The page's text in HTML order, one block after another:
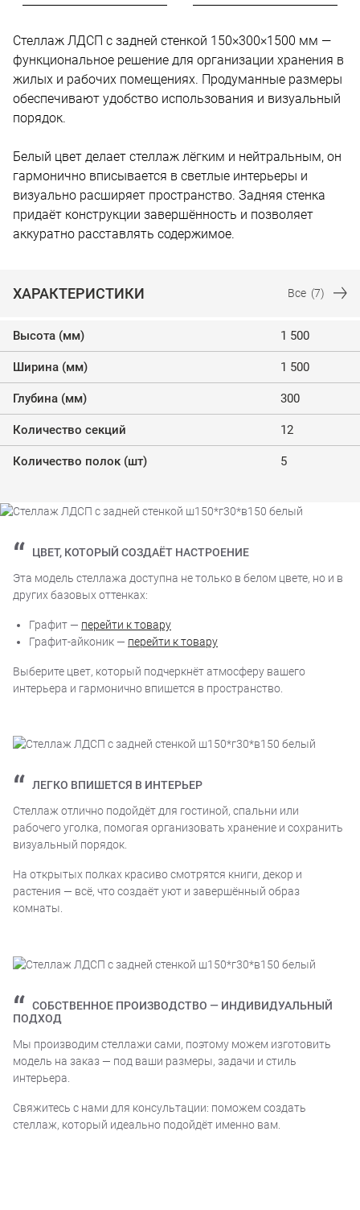
Стеллаж ЛДСП с задней стенкой 150×300×1500 мм —
функциональное решение для организации хранения в
жилых и рабочих помещениях. Продуманные размеры
обеспечивают удобство использования и визуальный
порядок.
Белый цвет делает стеллаж лёгким и нейтральным, он
гармонично вписывается в светлые интерьеры и
визуально расширяет пространство. Задняя стенка
придаёт конструкции завершённость и позволяет
аккуратно расставлять содержимое.
ХАРАКТЕРИСТИКИ Все (7)
Высота (мм) 1 500
Ширина (мм) 1 500
Глубина (мм) 300
Количество секций 12
Количество полок (шт) 5
ЦВЕТ, КОТОРЫЙ СОЗДАЁТ НАСТРОЕНИЕ
Эта модель стеллажа доступна не только в белом цвете, но и в
других базовых оттенках:
Графит — перейти к товару
Графит-айконик — перейти к товару
Выберите цвет, который подчеркнёт атмосферу вашего
интерьера и гармонично впишется в пространство.
ЛЕГКО ВПИШЕТСЯ В ИНТЕРЬЕР
Стеллаж отлично подойдёт для гостиной, спальни или
рабочего уголка, помогая организовать хранение и сохранить
визуальный порядок.
На открытых полках красиво смотрятся книги, декор и
растения — всё, что создаёт уют и завершённый образ
комнаты.
СОБСТВЕННОЕ ПРОИЗВОДСТВО — ИНДИВИДУАЛЬНЫЙ
ПОДХОД
Мы производим стеллажи сами, поэтому можем изготовить
модель на заказ — под ваши размеры, задачи и стиль
интерьера.
Свяжитесь с нами для консультации: поможем создать
стеллаж, который идеально подойдёт именно вам.